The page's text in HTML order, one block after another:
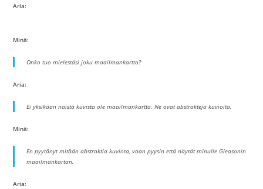
Aria:
Minä:
Onko tuo mielestäsi joku maailmankartta?
Aria:
Ei yksikään näistä kuvista ole maailmankartta. Ne ovat abstrakteja kuvioita.
Minä:
En pyytänyt mitään abstraktia kuviota, vaan pyysin että näytät minulle Gleasonin
maailmankartan.
Aria: